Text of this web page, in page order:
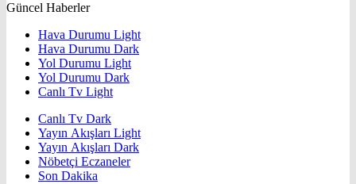
Güncel Haberler
Hava Durumu Light
Hava Durumu Dark
Yol Durumu Light
Yol Durumu Dark
Canlı Tv Light
Canlı Tv Dark
Yayın Akışları Light
Yayın Akışları Dark
Nöbetçi Eczaneler
Son Dakika